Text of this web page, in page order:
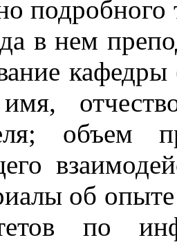
подробного
в нем
объем
об
по